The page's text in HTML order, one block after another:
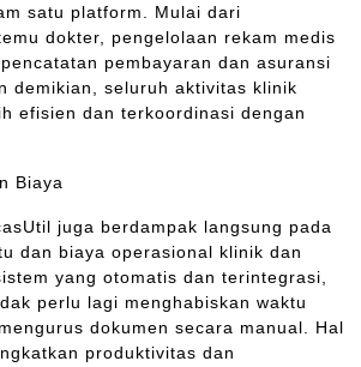
satu platform. Mulai dari
dokter, pengelolaan rekam medis
pembayaran dan asuransi
demikian, seluruh aktivitas klinik
efisien dan terkoordinasi dengan
Biaya
juga berdampak langsung pada
dan biaya operasional klinik dan
yang otomatis dan terintegrasi,
perlu lagi menghabiskan waktu
dokumen secara manual. Hal
produktivitas dan